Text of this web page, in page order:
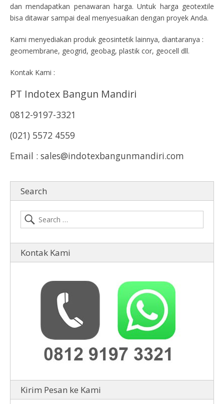
dan mendapatkan penawaran harga. Untuk harga geotextile
bisa ditawar sampai deal menyesuaikan dengan proyek Anda.
Kami menyediakan produk geosintetik lainnya, diantaranya :
geomembrane, geogrid, geobag, plastik cor, geocell dll.
Kontak Kami :
PT Indotex Bangun Mandiri
0812-9197-3321
(021) 5572 4559
Email : sales@indotexbangunmandiri.com
Search
Kontak Kami
Kirim Pesan ke Kami